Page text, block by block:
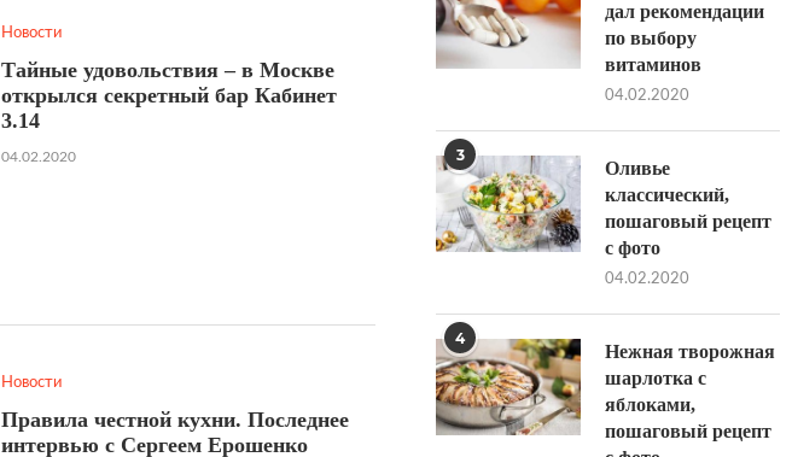
Новости
Тайные удовольствия – в Москве
открылся секретный бар Кабинет
3.14
04.02.2020
Новости
Правила честной кухни. Последнее
интервью с Сергеем Ерошенко
дал рекомендации
по выбору
витаминов
04.02.2020
3
Оливье
классический,
пошаговый рецепт
с фото
04.02.2020
4
Нежная творожная
шарлотка с
яблоками,
пошаговый рецепт